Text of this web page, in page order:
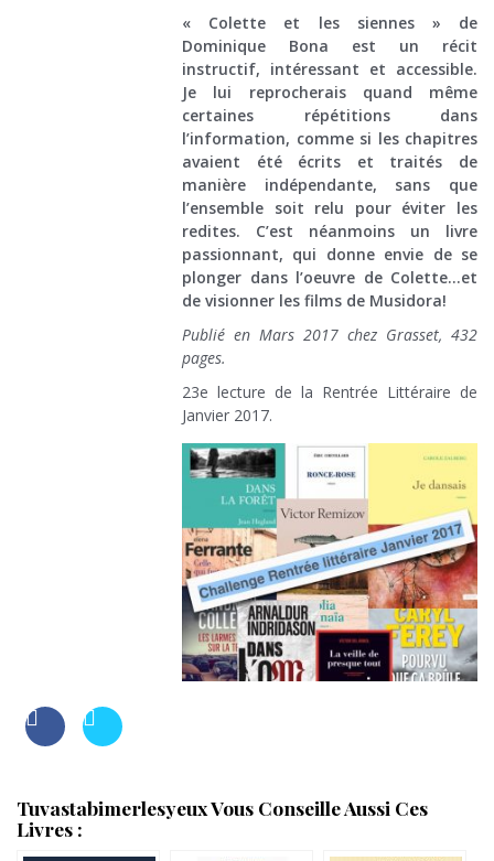
« Colette et les siennes » de
Dominique Bona est un récit
instructif, intéressant et accessible.
Je lui reprocherais quand même
certaines répétitions dans
l’information, comme si les chapitres
avaient été écrits et traités de
manière indépendante, sans que
l’ensemble soit relu pour éviter les
redites. C’est néanmoins un livre
passionnant, qui donne envie de se
plonger dans l’oeuvre de Colette…et
de visionner les films de Musidora!
Publié en Mars 2017 chez Grasset, 432
pages.
23e lecture de la Rentrée Littéraire de
Janvier 2017.
Tuvastabimerlesyeux Vous Conseille Aussi Ces
Livres :